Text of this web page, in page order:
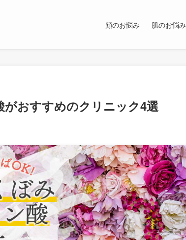
顔のお悩み 肌のお悩み
おすすめのクリニック4選